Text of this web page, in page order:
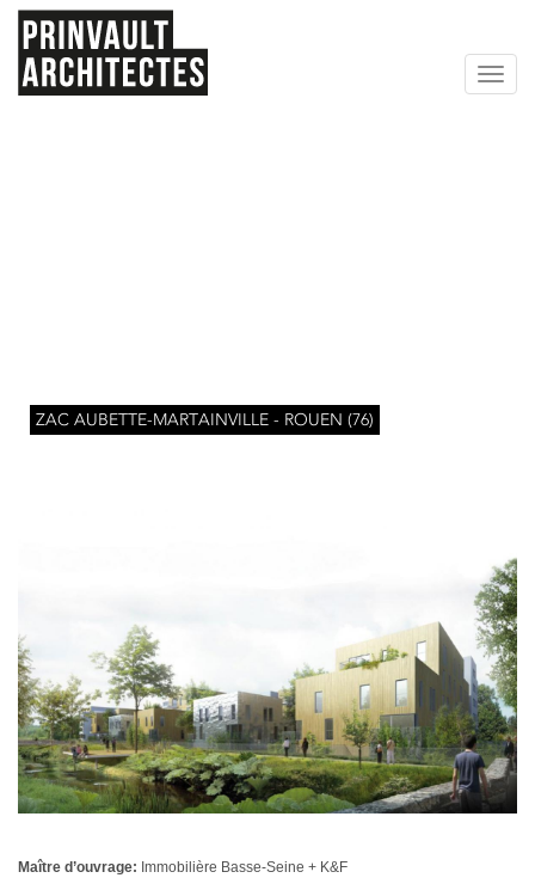
ZAC AUBETTE-MARTAINVILLE - ROUEN (76)
Maître d’ouvrage: Immobilière Basse-Seine + K&F